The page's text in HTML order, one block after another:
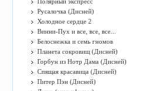
Русалочка (Дисней)
Холодное сердце 2
Винни-Пух и все, все, все...
Белоснежка и семь гномов
Планета сокровищ (Дисней)
Горбун из Нотр Дама (Дисней)
Спящая красавица (Дисней)
Питер Пэн (Дисней)